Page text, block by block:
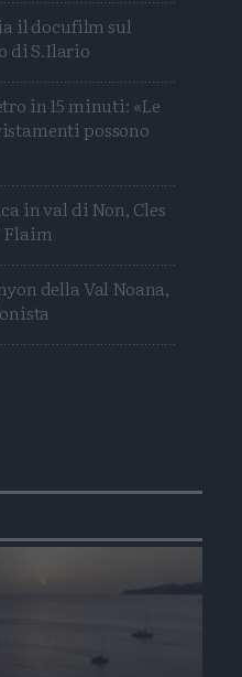
di S.Ilario
in 15 minuti: «Le
possono
in val di Non, Cles
Flaim
della Val Noana,